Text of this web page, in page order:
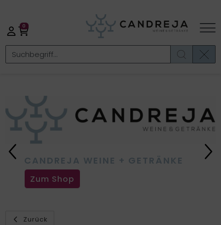
0
CANDREJA WEINE + GETRÄNKE
Zum Shop
Previous
Zurück